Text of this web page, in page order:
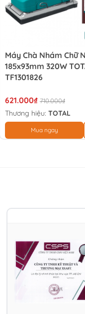
Máy Chà Nhám Chữ
185x93mm 320W
TF1301826
621.000₫ 710.000₫
Thương hiệu: TOTAL
Mua ngay